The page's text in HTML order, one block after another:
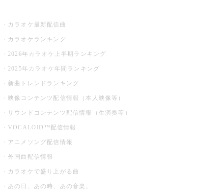
カラオケ最新配信曲
カラオケランキング
2026年カラオケ上半期ランキング
2025年カラオケ年間ランキング
新曲トレンドランキング
映像コンテンツ配信情報（本人映像等）
サウンドコンテンツ配信情報（生演奏等）
VOCALOID™配信情報
アニメソング配信情報
外国曲配信情報
カラオケで盛り上がる曲
あの日、あの時、あの音楽。